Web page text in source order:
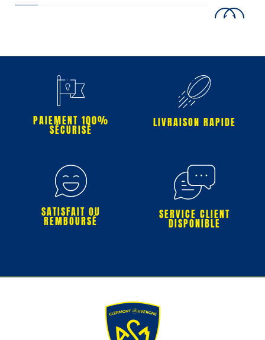
PAIEMENT 100%
SÉCURISÉ
LIVRAISON RAPIDE
SATISFAIT OU
REMBOURSÉ SERVICE CLIENT
DISPONIBLE